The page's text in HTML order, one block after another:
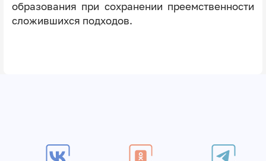
образования при сохранении преемственности
сложившихся подходов.